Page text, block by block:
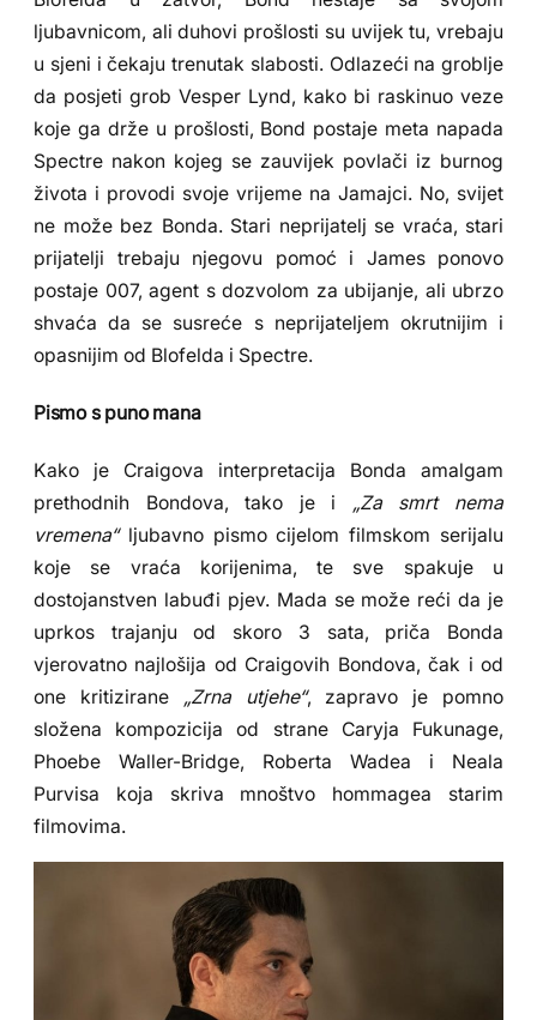
ljubavnicom, ali duhovi prošlosti su uvijek tu, vrebaju
u sjeni i čekaju trenutak slabosti. Odlazeći na groblje
da posjeti grob Vesper Lynd, kako bi raskinuo veze
koje ga drže u prošlosti, Bond postaje meta napada
Spectre nakon kojeg se zauvijek povlači iz burnog
života i provodi svoje vrijeme na Jamajci. No, svijet
ne može bez Bonda. Stari neprijatelj se vraća, stari
prijatelji trebaju njegovu pomoć i James ponovo
postaje 007, agent s dozvolom za ubijanje, ali ubrzo
shvaća da se susreće s neprijateljem okrutnijim i
opasnijim od Blofelda i Spectre.
Pismo s puno mana
Kako je Craigova interpretacija Bonda amalgam
prethodnih Bondova, tako je i „Za smrt nema
vremena“ljubavno pismo cijelom filmskom serijalu
koje se vraća korijenima, te sve spakuje u
dostojanstven labuđi pjev. Mada se može reći da je
uprkos trajanju od skoro 3 sata, priča Bonda
vjerovatno najlošija od Craigovih Bondova, čak i od
one kritizirane „Zrna utjehe“, zapravo je pomno
složena kompozicija od strane Caryja Fukunage,
Phoebe Waller-Bridge, Roberta Wadea i Neala
Purvisa koja skriva mnoštvo hommagea starim
filmovima.